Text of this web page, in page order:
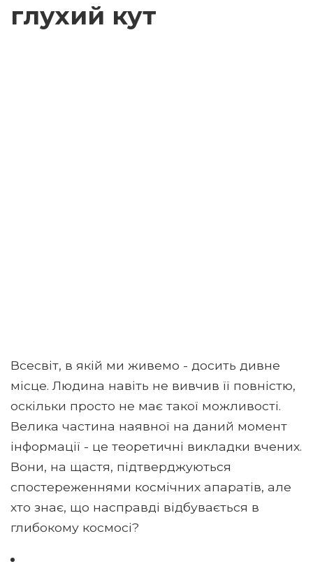
глухий кут
Всесвіт, в якій ми живемо - досить дивне
місце. Людина навіть не вивчив її повністю,
оскільки просто не має такої можливості.
Велика частина наявної на даний момент
інформації - це теоретичні викладки вчених.
Вони, на щастя, підтверджуються
спостереженнями космічних апаратів, але
хто знає, що насправді відбувається в
глибокому космосі?